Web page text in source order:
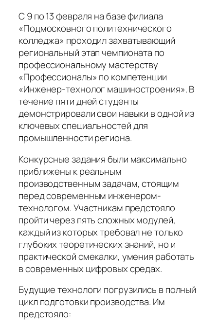
С 9 по 13 февраля на базе филиала
«Подмосковного политехнического
колледжа» проходил захватывающий
региональный этап чемпионата по
профессиональному мастерству
«Профессионалы» по компетенции
«Инженер-технолог машиностроения». В
течение пяти дней студенты
демонстрировали свои навыки в одной из
ключевых специальностей для
промышленности региона.
Конкурсные задания были максимально
приближены к реальным
производственным задачам, стоящим
перед современным инженером-
технологом. Участникам предстояло
пройти через пять сложных модулей,
каждый из которых требовал не только
глубоких теоретических знаний, но и
практической смекалки, умения работать
в современных цифровых средах.
Будущие технологи погрузились в полный
цикл подготовки производства. Им
предстояло: